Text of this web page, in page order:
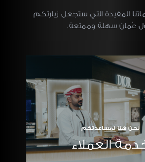
المفيدة التي ستجعل زيارتكم
عُمان سهلة وممتعة.
نحن هنا لمساعدتكم
العملاء